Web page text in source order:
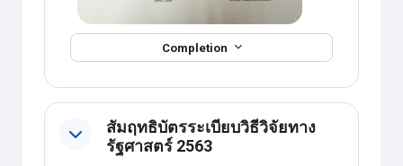
Completion
สัมฤทธิบัตรระเบียบวิธีวิจัยทาง
รัฐศาสตร์ 2563